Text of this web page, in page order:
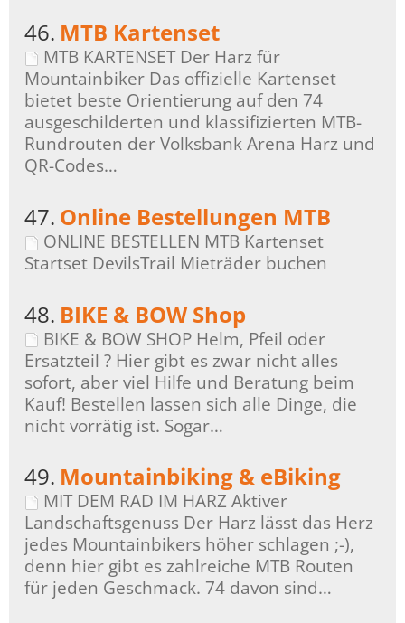
46. MTB Kartenset
MTB KARTENSET Der Harz für
Mountainbiker Das offizielle Kartenset
bietet beste Orientierung auf den 74
ausgeschilderten und klassifizierten MTB-
Rundrouten der Volksbank Arena Harz und
QR-Codes…
47. Online Bestellungen MTB
ONLINE BESTELLEN MTB Kartenset
Startset DevilsTrail Mieträder buchen
48. BIKE & BOW Shop
BIKE & BOW SHOP Helm, Pfeil oder
Ersatzteil ? Hier gibt es zwar nicht alles
sofort, aber viel Hilfe und Beratung beim
Kauf! Bestellen lassen sich alle Dinge, die
nicht vorrätig ist. Sogar…
49. Mountainbiking & eBiking
MIT DEM RAD IM HARZ Aktiver
Landschaftsgenuss Der Harz lässt das Herz
jedes Mountainbikers höher schlagen ;-),
denn hier gibt es zahlreiche MTB Routen
für jeden Geschmack. 74 davon sind…